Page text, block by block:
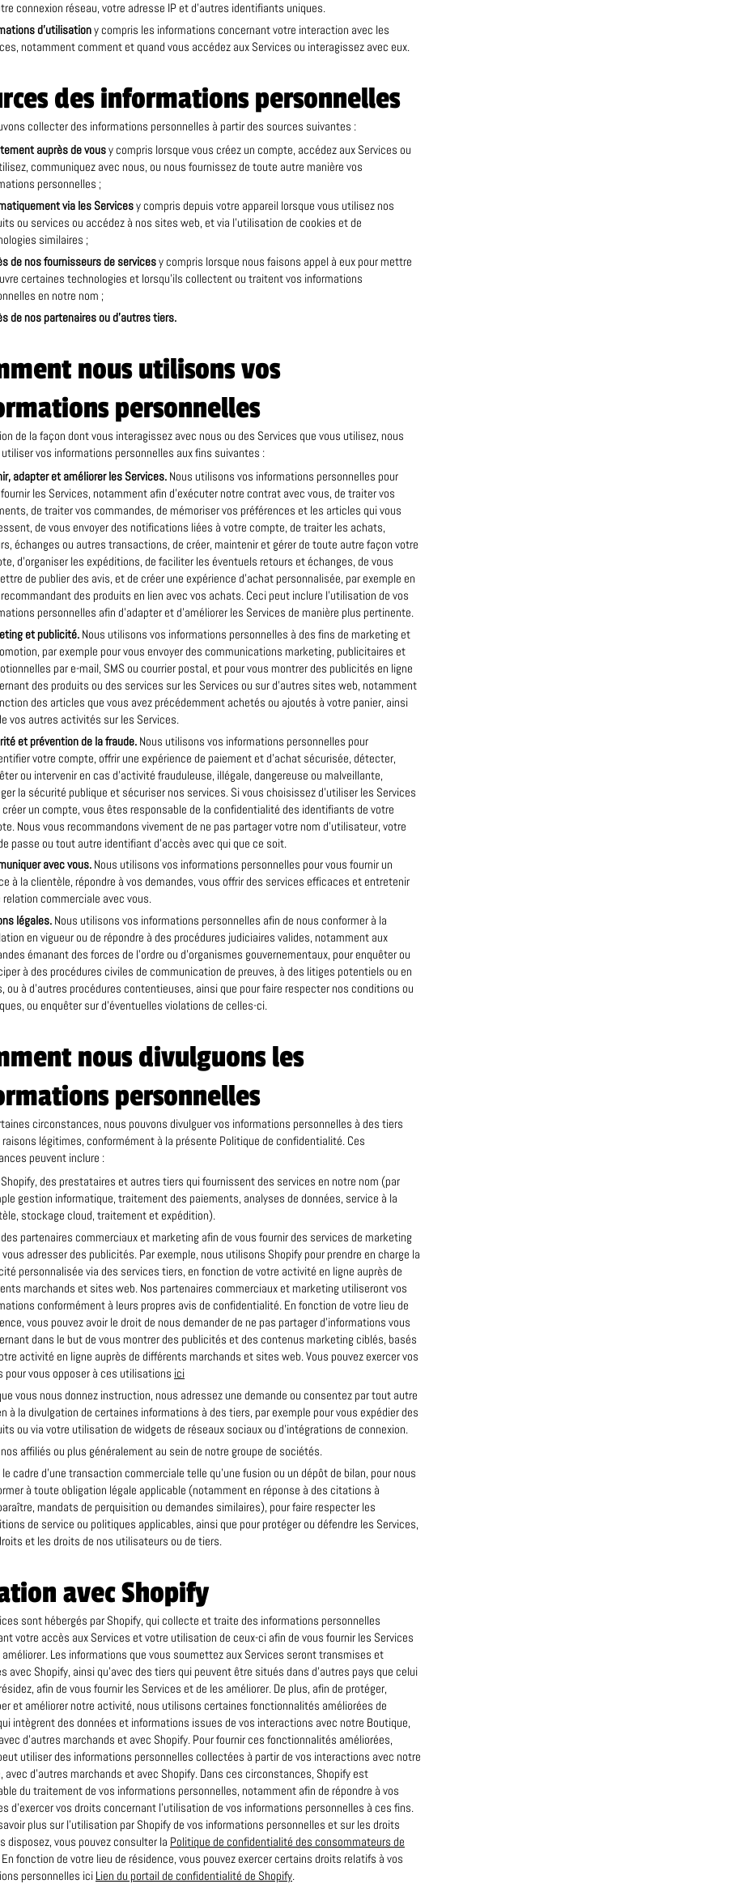
connexion réseau, votre adresse IP et d’autres identifiants uniques.
d’utilisationy compris les informations concernant votre interaction avec les
notamment comment et quand vous accédez aux Services ou interagissez avec eux.
des informations personnelles
collecter des informations personnelles à partir des sources suivantes :
auprès de vousy compris lorsque vous créez un compte, accédez aux Services ou
communiquez avec nous, ou nous fournissez de toute autre manière vos
personnelles ;
via les Servicesy compris depuis votre appareil lorsque vous utilisez nos
ou services ou accédez à nos sites web, et via l’utilisation de cookies et de
similaires ;
de nos fournisseurs de servicesy compris lorsque nous faisons appel à eux pour mettre
certaines technologies et lorsqu’ils collectent ou traitent vos informations
en notre nom ;
de nos partenaires ou d’autres tiers.
nous utilisons vos
personnelles
de la façon dont vous interagissez avec nous ou des Services que vous utilisez, nous
vos informations personnelles aux fins suivantes :
adapter et améliorer les Services. Nous utilisons vos informations personnelles pour
les Services, notamment afin d’exécuter notre contrat avec vous, de traiter vos
de traiter vos commandes, de mémoriser vos préférences et les articles qui vous
de vous envoyer des notifications liées à votre compte, de traiter les achats,
échanges ou autres transactions, de créer, maintenir et gérer de toute autre façon votre
d’organiser les expéditions, de faciliter les éventuels retours et échanges, de vous
de publier des avis, et de créer une expérience d’achat personnalisée, par exemple en
des produits en lien avec vos achats. Ceci peut inclure l’utilisation de vos
personnelles afin d’adapter et d’améliorer les Services de manière plus pertinente.
et publicité. Nous utilisons vos informations personnelles à des fins de marketing et
par exemple pour vous envoyer des communications marketing, publicitaires et
par e-mail, SMS ou courrier postal, et pour vous montrer des publicités en ligne
des produits ou des services sur les Services ou sur d’autres sites web, notamment
des articles que vous avez précédemment achetés ou ajoutés à votre panier, ainsi
vos autres activités sur les Services.
et prévention de la fraude. Nous utilisons vos informations personnelles pour
votre compte, offrir une expérience de paiement et d’achat sécurisée, détecter,
ou intervenir en cas d’activité frauduleuse, illégale, dangereuse ou malveillante,
la sécurité publique et sécuriser nos services. Si vous choisissez d’utiliser les Services
un compte, vous êtes responsable de la confidentialité des identifiants de votre
Nous vous recommandons vivement de ne pas partager votre nom d’utilisateur, votre
passe ou tout autre identifiant d’accès avec qui que ce soit.
avec vous. Nous utilisons vos informations personnelles pour vous fournir un
à la clientèle, répondre à vos demandes, vous offrir des services efficaces et entretenir
relation commerciale avec vous.
légales. Nous utilisons vos informations personnelles afin de nous conformer à la
en vigueur ou de répondre à des procédures judiciaires valides, notamment aux
émanant des forces de l’ordre ou d’organismes gouvernementaux, pour enquêter ou
à des procédures civiles de communication de preuves, à des litiges potentiels ou en
ou à d’autres procédures contentieuses, ainsi que pour faire respecter nos conditions ou
ou enquêter sur d’éventuelles violations de celles-ci.
nous divulguons les
personnelles
circonstances, nous pouvons divulguer vos informations personnelles à des tiers
raisons légitimes, conformément à la présente Politique de confidentialité. Ces
peuvent inclure :
des prestataires et autres tiers qui fournissent des services en notre nom (par
gestion informatique, traitement des paiements, analyses de données, service à la
stockage cloud, traitement et expédition).
partenaires commerciaux et marketing afin de vous fournir des services de marketing
adresser des publicités. Par exemple, nous utilisons Shopify pour prendre en charge la
personnalisée via des services tiers, en fonction de votre activité en ligne auprès de
marchands et sites web. Nos partenaires commerciaux et marketing utiliseront vos
conformément à leurs propres avis de confidentialité. En fonction de votre lieu de
vous pouvez avoir le droit de nous demander de ne pas partager d’informations vous
dans le but de vous montrer des publicités et des contenus marketing ciblés, basés
activité en ligne auprès de différents marchands et sites web. Vous pouvez exercer vos
pour vous opposer à ces utilisations ici
vous nous donnez instruction, nous adressez une demande ou consentez par tout autre
à la divulgation de certaines informations à des tiers, par exemple pour vous expédier des
ou via votre utilisation de widgets de réseaux sociaux ou d’intégrations de connexion.
affiliés ou plus généralement au sein de notre groupe de sociétés.
le cadre d’une transaction commerciale telle qu’une fusion ou un dépôt de bilan, pour nous
à toute obligation légale applicable (notamment en réponse à des citations à
mandats de perquisition ou demandes similaires), pour faire respecter les
de service ou politiques applicables, ainsi que pour protéger ou défendre les Services,
et les droits de nos utilisateurs ou de tiers.
avec Shopify
sont hébergés par Shopify, qui collecte et traite des informations personnelles
votre accès aux Services et votre utilisation de ceux-ci afin de vous fournir les Services
Les informations que vous soumettez aux Services seront transmises et
avec Shopify, ainsi qu’avec des tiers qui peuvent être situés dans d’autres pays que celui
afin de vous fournir les Services et de les améliorer. De plus, afin de protéger,
et améliorer notre activité, nous utilisons certaines fonctionnalités améliorées de
intègrent des données et informations issues de vos interactions avec notre Boutique,
d’autres marchands et avec Shopify. Pour fournir ces fonctionnalités améliorées,
utiliser des informations personnelles collectées à partir de vos interactions avec notre
avec d’autres marchands et avec Shopify. Dans ces circonstances, Shopify est
du traitement de vos informations personnelles, notamment afin de répondre à vos
d’exercer vos droits concernant l’utilisation de vos informations personnelles à ces fins.
plus sur l’utilisation par Shopify de vos informations personnelles et sur les droits
disposez, vous pouvez consulter la Politique de confidentialité des consommateurs de
En fonction de votre lieu de résidence, vous pouvez exercer certains droits relatifs à vos
personnelles ici Lien du portail de confidentialité de Shopify.